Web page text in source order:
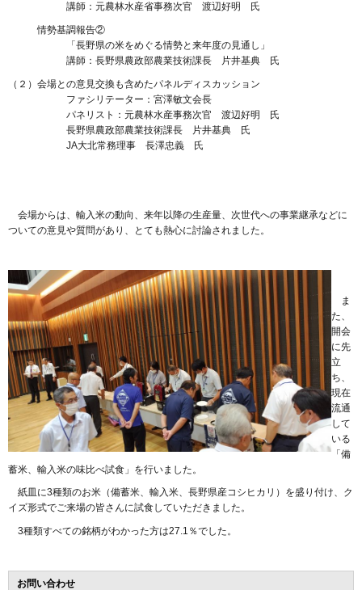
講師：元農林水産省事務次官 渡辺好明 氏
情勢基調報告②
「長野県の米をめぐる情勢と来年度の見通し」
講師：長野県農政部農業技術課長 片井基典 氏
（２）会場との意見交換も含めたパネルディスカッション
ファシリテーター：宮澤敏文会長
パネリスト：元農林水産事務次官 渡辺好明 氏
長野県農政部農業技術課長 片井基典 氏
JA大北常務理事 長澤忠義 氏
会場からは、輸入米の動向、来年以降の生産量、次世代への事業継承などに
ついての意見や質問があり、とても熱心に討論されました。
ま
た、
開会
に先
立
ち、
現在
流通
して
いる
「備
蓄米、輸入米の味比べ試食」を行いました。
紙皿に3種類のお米（備蓄米、輸入米、長野県産コシヒカリ）を盛り付け、ク
イズ形式でご来場の皆さんに試食していただきました。
3種類すべての銘柄がわかった方は27.1％でした。
お問い合わせ